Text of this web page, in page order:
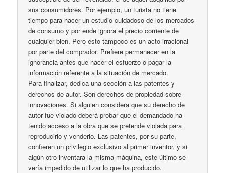
sus consumidores. Por ejemplo, un turista no tiene
tiempo para hacer un estudio cuidadoso de los mercados
de consumo y por ende ignora el precio corriente de
cualquier bien. Pero esto tampoco es un acto irracional
por parte del comprador. Prefiere permanecer en la
ignorancia antes que hacer el esfuerzo o pagar la
información referente a la situación de mercado.
Para finalizar, dedica una sección a las patentes y
derechos de autor. Son derechos de propiedad sobre
innovaciones. Si alguien considera que su derecho de
autor fue violado deberá probar que el demandado ha
tenido acceso a la obra que se pretende violada para
reproducirlo y venderlo. Las patentes, por su parte,
confieren un privilegio exclusivo al primer inventor, y si
algún otro inventara la misma máquina, este último se
vería impedido de utilizar lo que ha producido.